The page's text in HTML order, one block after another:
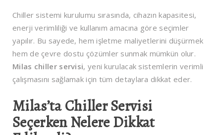
Chiller sistemi kurulumu sırasında, cihazın kapasitesi,
enerji verimliliği ve kullanım amacına göre seçimler
yapılır. Bu sayede, hem işletme maliyetlerini düşürmek
hem de çevre dostu çözümler sunmak mümkün olur.
Milas chiller servisi, yeni kurulacak sistemlerin verimli
çalışmasını sağlamak için tüm detaylara dikkat eder.
Milas’ta Chiller Servisi
Seçerken Nelere Dikkat